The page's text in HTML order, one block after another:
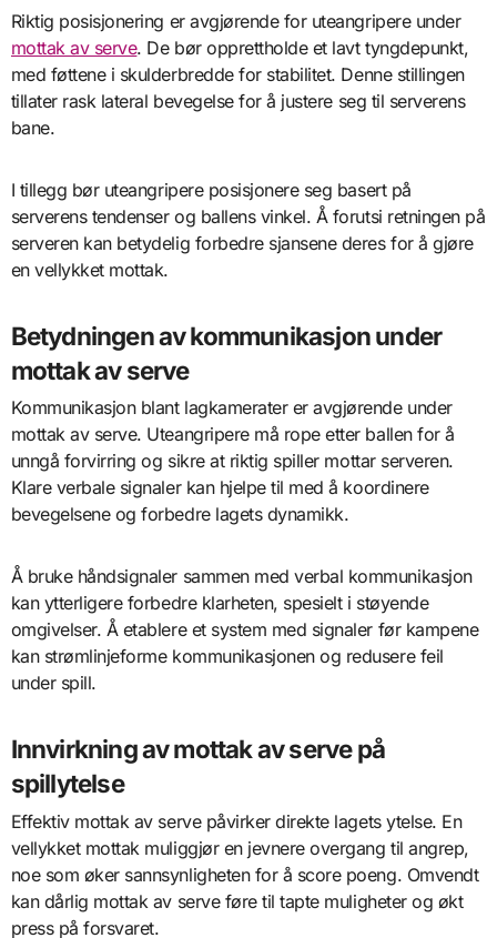
Riktig posisjonering er avgjørende for uteangripere under
mottak av serve. De bør opprettholde et lavt tyngdepunkt,
med føttene i skulderbredde for stabilitet. Denne stillingen
tillater rask lateral bevegelse for å justere seg til serverens
bane.
I tillegg bør uteangripere posisjonere seg basert på
serverens tendenser og ballens vinkel. Å forutsi retningen på
serveren kan betydelig forbedre sjansene deres for å gjøre
en vellykket mottak.
Betydningen av kommunikasjon under
mottak av serve
Kommunikasjon blant lagkamerater er avgjørende under
mottak av serve. Uteangripere må rope etter ballen for å
unngå forvirring og sikre at riktig spiller mottar serveren.
Klare verbale signaler kan hjelpe til med å koordinere
bevegelsene og forbedre lagets dynamikk.
Å bruke håndsignaler sammen med verbal kommunikasjon
kan ytterligere forbedre klarheten, spesielt i støyende
omgivelser. Å etablere et system med signaler før kampene
kan strømlinjeforme kommunikasjonen og redusere feil
under spill.
Innvirkning av mottak av serve på
spillytelse
Effektiv mottak av serve påvirker direkte lagets ytelse. En
vellykket mottak muliggjør en jevnere overgang til angrep,
noe som øker sannsynligheten for å score poeng. Omvendt
kan dårlig mottak av serve føre til tapte muligheter og økt
press på forsvaret.